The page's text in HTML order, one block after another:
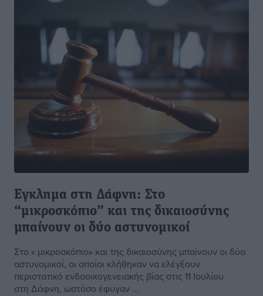
Εγκλημα στη Δάφνη: Στο
“μικροσκόπιο” και της δικαιοσύνης
μπαίνουν οι δύο αστυνομικοί
Στο « μικροσκόπιο» και της δικαιοσύνης μπαίνουν οι δύο
αστυνομικοί, οι οποίοι κλήθηκαν να ελέγξουν
περιστατικό ενδοοικογενειακής βίας στις 11 Ιουλίου
στη Δάφνη, ωστόσο έφυγαν ...